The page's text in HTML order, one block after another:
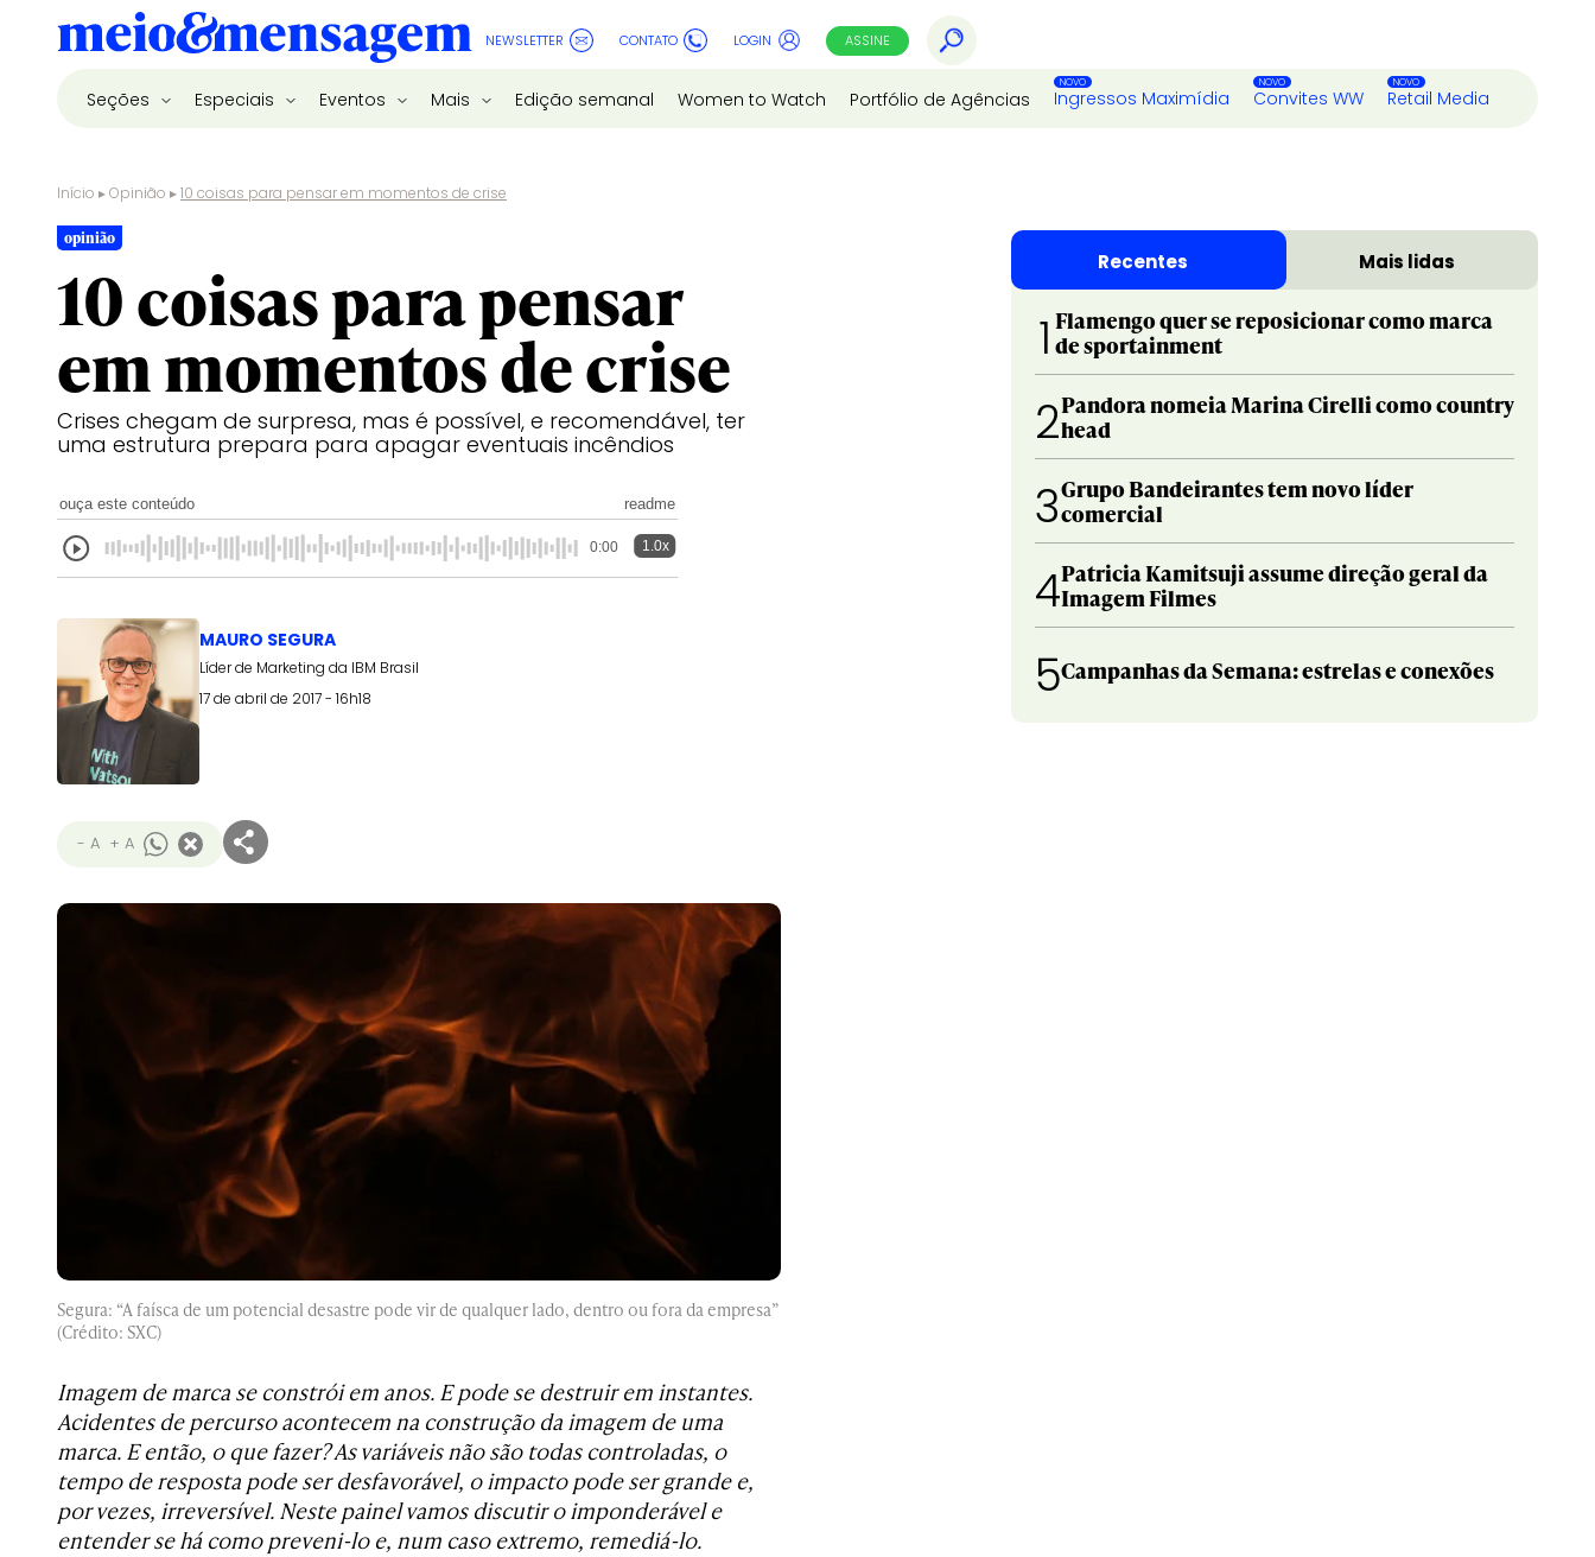
NEWSLETTER CONTATO LOGIN ASSINE
Seções Especiais Eventos Mais Edição semanal Women to Watch Portfólio de Agências Ingressos Maximídia Convites WW Retail Media
Início ▸Opinião ▸10 coisas para pensar em momentos de crise
opinião
10 coisas para pensar
em momentos de crise
Crises chegam de surpresa, mas é possível, e recomendável, ter
uma estrutura prepara para apagar eventuais incêndios
ouça este conteúdo readme
0:00 1.0x
MAURO SEGURA
Líder de Marketing da IBM Brasil
17 de abril de 2017 - 16h18
- A + A
Segura: “A faísca de um potencial desastre pode vir de qualquer lado, dentro ou fora da empresa”
(Crédito: SXC)
Imagem de marca se constrói em anos. E pode se destruir em instantes.
Acidentes de percurso acontecem na construção da imagem de uma
marca. E então, o que fazer? As variáveis não são todas controladas, o
tempo de resposta pode ser desfavorável, o impacto pode ser grande e,
por vezes, irreversível. Neste painel vamos discutir o imponderável e
entender se há como preveni-lo e, num caso extremo, remediá-lo.
Recentes Mais lidas
1 Flamengo quer se reposicionar como marca
de sportainment
2Pandora nomeia Marina Cirelli como country
head
3Grupo Bandeirantes tem novo líder
comercial
4Patricia Kamitsuji assume direção geral da
Imagem Filmes
5Campanhas da Semana: estrelas e conexões